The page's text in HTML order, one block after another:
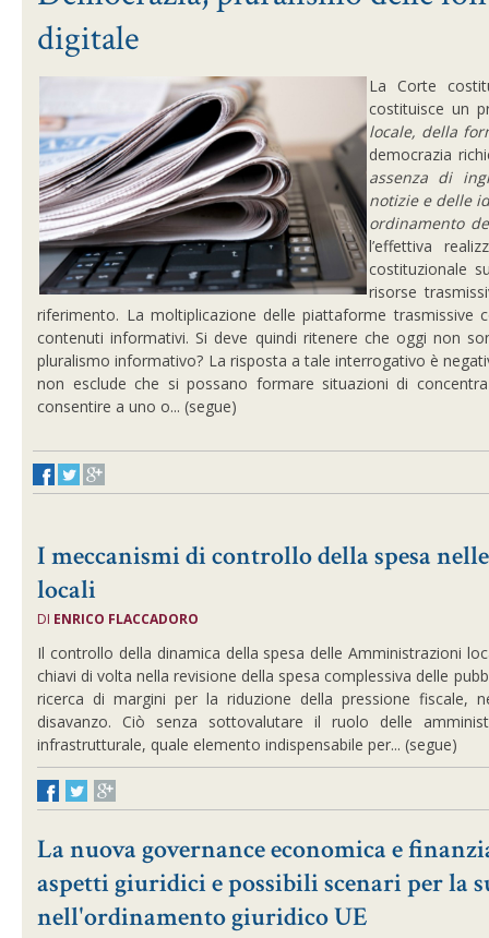
digitale
La Corte
costituisce un
locale, della
democrazia
assenza di
notizie e delle
ordinamento
l’effettiva
costituzionale
risorse
riferimento. La moltiplicazione delle piattaforme
contenuti informativi. Si deve quindi ritenere che oggi non
pluralismo informativo? La risposta a tale interrogativo è
non esclude che si possano formare situazioni di
consentire a uno o... (segue)
I meccanismi di controllo della spesa
locali
DI ENRICO FLACCADORO
Il controllo della dinamica della spesa delle Amministrazioni
chiavi di volta nella revisione della spesa complessiva delle
ricerca di margini per la riduzione della pressione fiscale,
disavanzo. Ciò senza sottovalutare il ruolo delle
infrastrutturale, quale elemento indispensabile per... (segue)
La nuova governance economica e
aspetti giuridici e possibili scenari per la
nell'ordinamento giuridico UE